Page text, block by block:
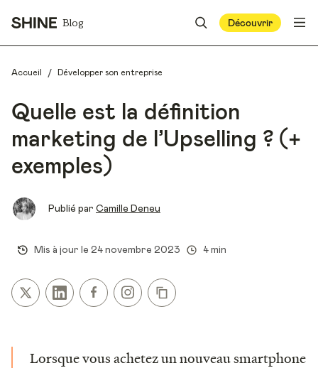
Blog Découvrir
Accueil / Développer son entreprise
Quelle est la définition
marketing de l’Upselling ? (+
exemples)
Publié par Camille Deneu
Mis à jour le 24 novembre 2023 4 min
Lorsque vous achetez un nouveau smartphone